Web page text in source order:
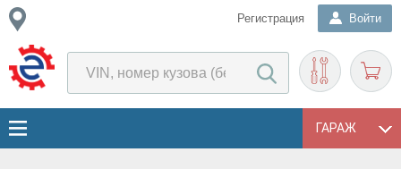
Регистрация Войти
ГАРАЖ